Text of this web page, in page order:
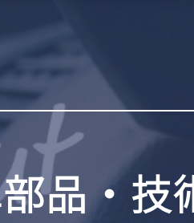
品・技